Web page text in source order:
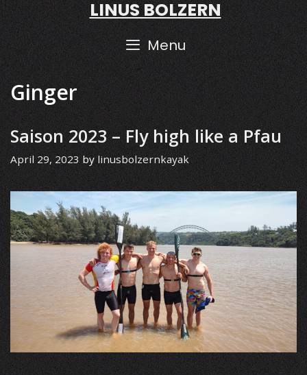
Skip
to
content
LINUS BOLZERN
Menu
Ginger
Saison 2023 – Fly high like a Pfau
April 29, 2023 bylinusbolzernkayak